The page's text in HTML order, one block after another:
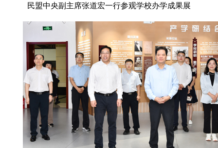
民盟中央副主席张道宏一行参观学校办学成果展